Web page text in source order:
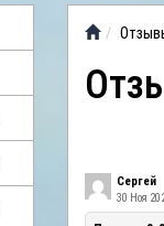
Сергей
30 Ноя